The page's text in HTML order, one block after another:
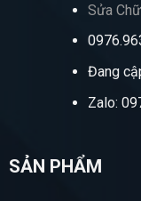
Sửa
Đang
Zalo:
SẢN PHẨM